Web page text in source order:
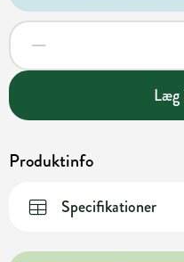
Læg
Produktinfo
Specifikationer